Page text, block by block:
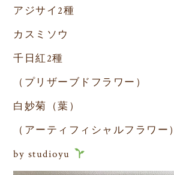
アジサイ2種
カスミソウ
千日紅2種
（プリザーブドフラワー）
白妙菊（葉）
（アーティフィシャルフラワー）
by studioyu